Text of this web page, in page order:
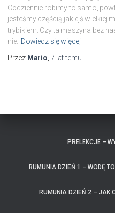
Codziennie robimy to samo,
jesteśmy częścią jakiejś wielkiej
trybikiem. Czy ta maszyna bez
nie. Dowiedz się więcej
Przez Mario 7 lattemu
PRELEKCJE –
RUMUNIA DZIEŃ 1 – WODĘ
RUMUNIA DZIEŃ 2 – JAK